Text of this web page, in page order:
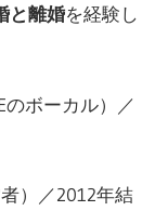
と離婚を経験し
のボーカル）／
）／2012年結